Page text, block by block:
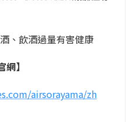
、飲酒過量有害健康
網】
airsorayama/zh